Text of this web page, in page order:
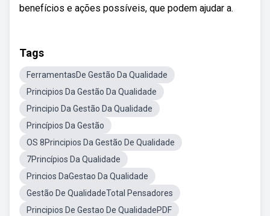
benefícios e ações possíveis, que podem ajudar a.
Tags
FerramentasDe Gestão Da Qualidade
Principios Da Gestão Da Qualidade
Principio Da Gestão Da Qualidade
Princípios Da Gestão
OS 8Principios Da Gestão De Qualidade
7Princípios Da Qualidade
Princios DaGestao Da Qualidade
Gestão De QualidadeTotal Pensadores
Principios De Gestao De QualidadePDF